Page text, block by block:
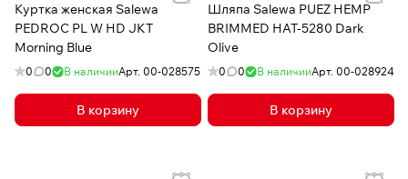
Куртка женская Salewa
PEDROC PL W HD JKT
Morning Blue
0 0 В наличииАрт. 00-028575
В корзину
Шляпа Salewa PUEZ HEMP
BRIMMED HAT-5280 Dark
Olive
0 0 В наличииАрт. 00-028924
В корзину